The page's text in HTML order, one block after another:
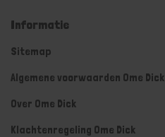
Informatie
Sitemap
Algemene voorwaarden Ome Dick
Over Ome Dick
Klachtenregeling Ome Dick